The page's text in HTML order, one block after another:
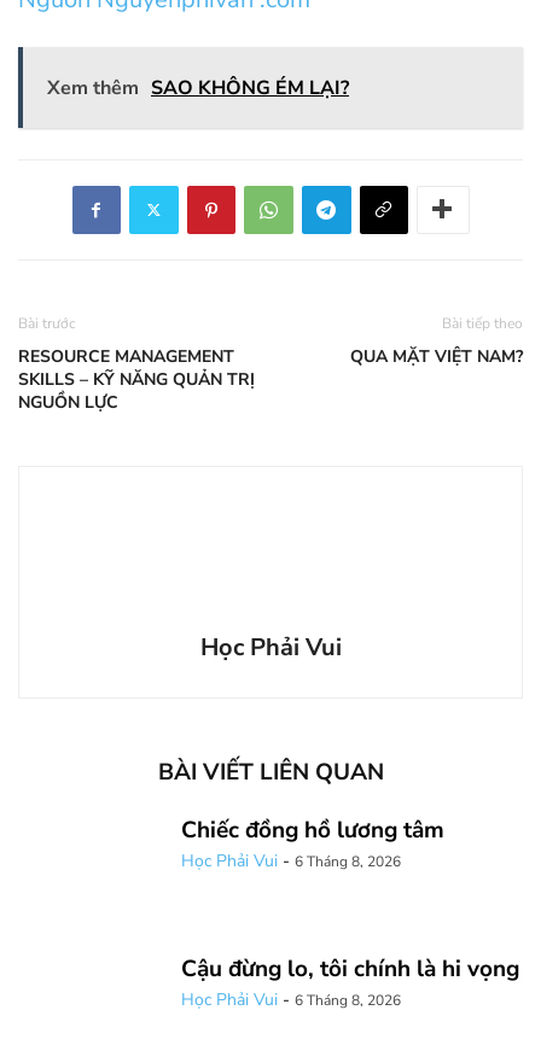
Xem thêm SAO KHÔNG ÉM LẠI?
Bài trước
RESOURCE MANAGEMENT
SKILLS – KỸ NĂNG QUẢN TRỊ
NGUỒN LỰC
Bài tiếp theo
QUA MẶT VIỆT NAM?
Học Phải Vui
BÀI VIẾT LIÊN QUAN
Chiếc đồng hồ lương tâm
Học Phải Vui - 6 Tháng 8, 2026
Cậu đừng lo, tôi chính là hi vọng
Học Phải Vui - 6 Tháng 8, 2026